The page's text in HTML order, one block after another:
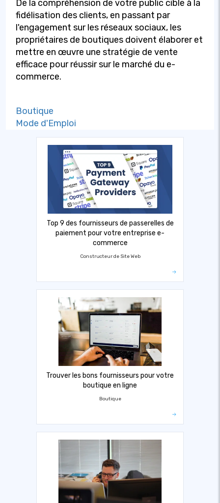
De la compréhension de votre public cible à la
fidélisation des clients, en passant par
l'engagement sur les réseaux sociaux, les
propriétaires de boutiques doivent élaborer et
mettre en œuvre une stratégie de vente
efficace pour réussir sur le marché du e-
commerce.
Boutique
Mode d'Emploi
Top 9 des fournisseurs de passerelles de
paiement pour votre entreprise e-
commerce
Constructeur de Site Web
Trouver les bons fournisseurs pour votre
boutique en ligne
Boutique